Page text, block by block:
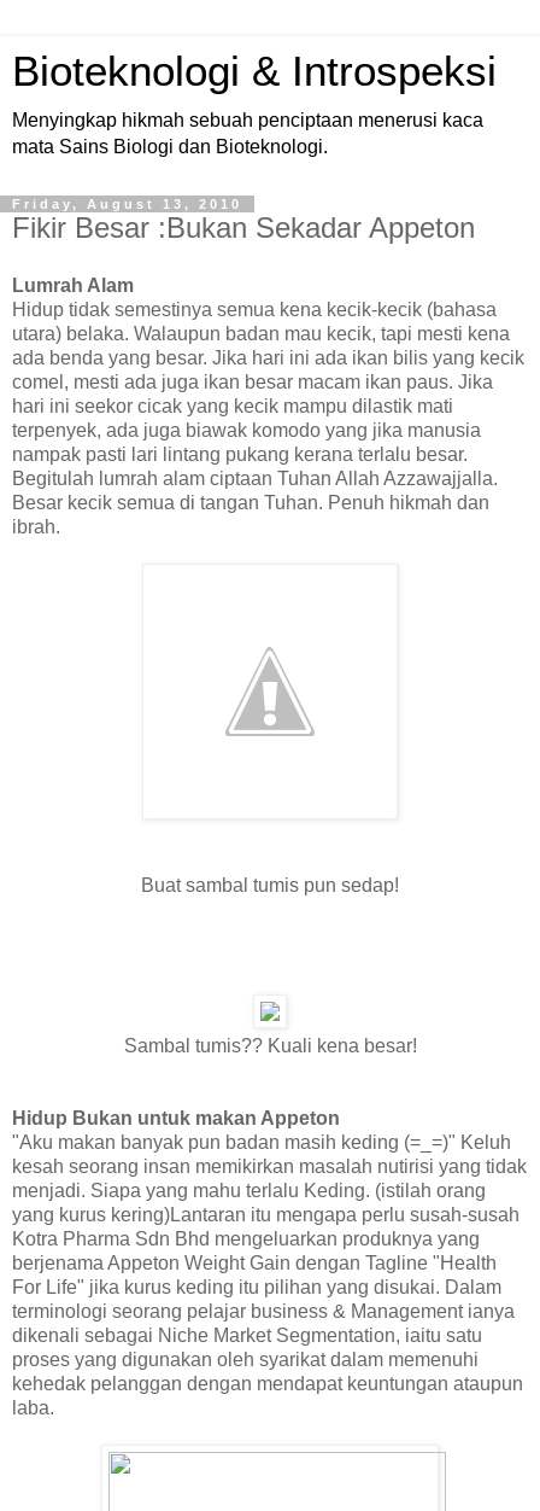
Bioteknologi & Introspeksi
Menyingkap hikmah sebuah penciptaan menerusi kaca
mata Sains Biologi dan Bioteknologi.
Friday, August 13, 2010
Fikir Besar :Bukan Sekadar Appeton
Lumrah Alam
Hidup tidak semestinya semua kena kecik-kecik (bahasa
utara) belaka. Walaupun badan mau kecik, tapi mesti kena
ada benda yang besar. Jika hari ini ada ikan bilis yang kecik
comel, mesti ada juga ikan besar macam ikan paus. Jika
hari ini seekor cicak yang kecik mampu dilastik mati
terpenyek, ada juga biawak komodo yang jika manusia
nampak pasti lari lintang pukang kerana terlalu besar.
Begitulah lumrah alam ciptaan Tuhan Allah Azzawajjalla.
Besar kecik semua di tangan Tuhan. Penuh hikmah dan
ibrah.
Buat sambal tumis pun sedap!
Sambal tumis?? Kuali kena besar!
Hidup Bukan untuk makan Appeton
"Aku makan banyak pun badan masih keding (=_=)" Keluh
kesah seorang insan memikirkan masalah nutirisi yang tidak
menjadi. Siapa yang mahu terlalu Keding. (istilah orang
yang kurus kering)Lantaran itu mengapa perlu susah-susah
Kotra Pharma Sdn Bhd mengeluarkan produknya yang
berjenama Appeton Weight Gain dengan Tagline "Health
For Life" jika kurus keding itu pilihan yang disukai. Dalam
terminologi seorang pelajar business & Management ianya
dikenali sebagai Niche Market Segmentation, iaitu satu
proses yang digunakan oleh syarikat dalam memenuhi
kehedak pelanggan dengan mendapat keuntungan ataupun
laba.